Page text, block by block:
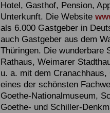
Hotel, Gasthof, Pension,
Unterkunft. Die Website
als 6.000 Gastgeber in
auch Gastgeber aus dem
Thüringen. Die wunderbare
Rathaus, Weimarer
u. a. mit dem
eines der schönsten
Goethe-Nationalmuseum,
Goethe- und Schiller-